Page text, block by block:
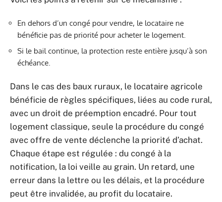
En dehors d’un congé pour vendre, le locataire ne
bénéficie pas de priorité pour acheter le logement.
Si le bail continue, la protection reste entière jusqu’à son
échéance.
Dans le cas des baux ruraux, le locataire agricole
bénéficie de règles spécifiques, liées au code rural,
avec un droit de préemption encadré. Pour tout
logement classique, seule la procédure du congé
avec offre de vente déclenche la priorité d’achat.
Chaque étape est régulée : du congé à la
notification, la loi veille au grain. Un retard, une
erreur dans la lettre ou les délais, et la procédure
peut être invalidée, au profit du locataire.